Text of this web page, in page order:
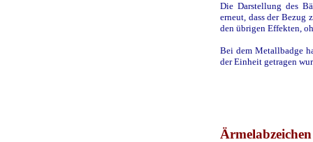
Die Darstellung des
erneut, dass der Bezug
den übrigen Effekten,
Bei dem Metallbadge
der Einheit getragen
Ärmelabzeichen